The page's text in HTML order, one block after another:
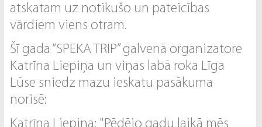
atskatam uz notikušo un pateicības
vārdiem viens otram.
Šī gada “SPEKA TRIP” galvenā organizatore
Katrīna Liepiņa un viņas labā roka Līga
Lūse sniedz mazu ieskatu pasākuma
norisē:
Katrīna Liepiņa: "Pēdējo gadu laikā mēs